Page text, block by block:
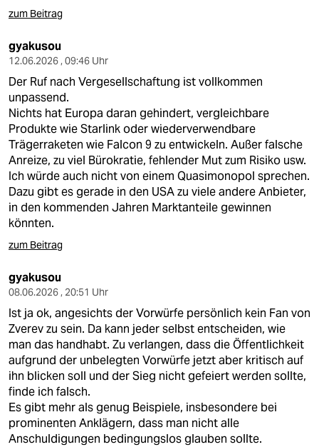
zum Beitrag
gyakusou
12.06.2026 , 09:46 Uhr
Der Ruf nach Vergesellschaftung ist vollkommen
unpassend.
Nichts hat Europa daran gehindert, vergleichbare
Produkte wie Starlink oder wiederverwendbare
Trägerraketen wie Falcon 9 zu entwickeln. Außer falsche
Anreize, zu viel Bürokratie, fehlender Mut zum Risiko usw.
Ich würde auch nicht von einem Quasimonopol sprechen.
Dazu gibt es gerade in den USA zu viele andere Anbieter,
in den kommenden Jahren Marktanteile gewinnen
könnten.
zum Beitrag
gyakusou
08.06.2026 , 20:51 Uhr
Ist ja ok, angesichts der Vorwürfe persönlich kein Fan von
Zverev zu sein. Da kann jeder selbst entscheiden, wie
man das handhabt. Zu verlangen, dass die Öffentlichkeit
aufgrund der unbelegten Vorwürfe jetzt aber kritisch auf
ihn blicken soll und der Sieg nicht gefeiert werden sollte,
finde ich falsch.
Es gibt mehr als genug Beispiele, insbesondere bei
prominenten Anklägern, dass man nicht alle
Anschuldigungen bedingungslos glauben sollte.